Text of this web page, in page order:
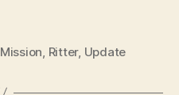
Mission, Ritter, Update